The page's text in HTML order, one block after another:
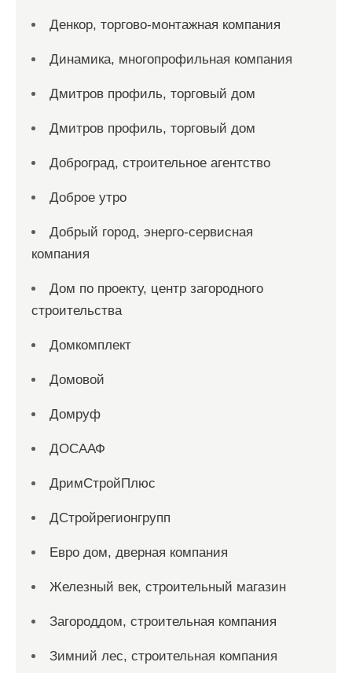
Денкор, торгово-монтажная компания
Динамика, многопрофильная компания
Дмитров профиль, торговый дом
Дмитров профиль, торговый дом
Доброград, строительное агентство
Доброе утро
Добрый город, энерго-сервисная
компания
Дом по проекту, центр загородного
строительства
Домкомплект
Домовой
Домруф
ДОСААФ
ДримСтройПлюс
ДСтройрегионгрупп
Евро дом, дверная компания
Железный век, строительный магазин
Загороддом, строительная компания
Зимний лес, строительная компания